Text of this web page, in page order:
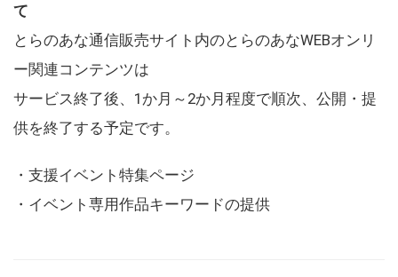
て
とらのあな通信販売サイト内のとらのあなWEBオンリ
ー関連コンテンツは
サービス終了後、1か月～2か月程度で順次、公開・提
供を終了する予定です。
・支援イベント特集ページ
・イベント専用作品キーワードの提供